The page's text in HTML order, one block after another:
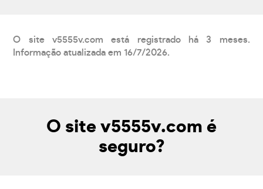
O site v5555v.com está registrado há 3 meses.
Informação atualizada em 16/7/2026.
O site v5555v.com é
seguro?